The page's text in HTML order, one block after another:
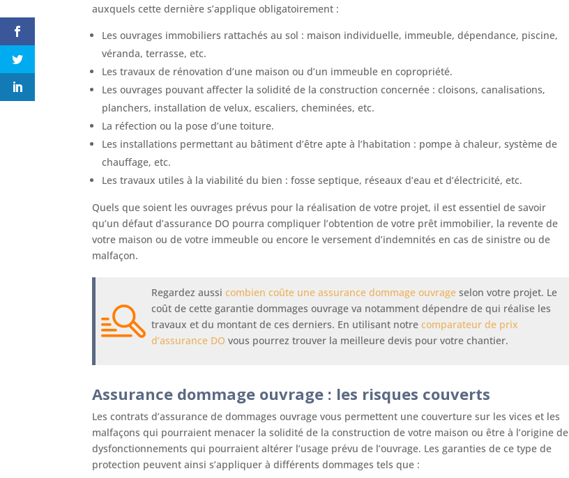
auxquels cette dernière s’applique obligatoirement :
Les ouvrages immobiliers rattachés au sol : maison individuelle, immeuble, dépendance, piscine,
véranda, terrasse, etc.
Les travaux de rénovation d’une maison ou d’un immeuble en copropriété.
Les ouvrages pouvant affecter la solidité de la construction concernée : cloisons, canalisations,
planchers, installation de velux, escaliers, cheminées, etc.
La réfection ou la pose d’une toiture.
Les installations permettant au bâtiment d’être apte à l’habitation : pompe à chaleur, système de
chauffage, etc.
Les travaux utiles à la viabilité du bien : fosse septique, réseaux d’eau et d’électricité, etc.
Quels que soient les ouvrages prévus pour la réalisation de votre projet, il est essentiel de savoir
qu’un défaut d’assurance DO pourra compliquer l’obtention de votre prêt immobilier, la revente de
votre maison ou de votre immeuble ou encore le versement d’indemnités en cas de sinistre ou de
malfaçon.
Regardez aussi combien coûte une assurance dommage ouvrage selon votre projet. Le
coût de cette garantie dommages ouvrage va notamment dépendre de qui réalise les
travaux et du montant de ces derniers. En utilisant notre comparateur de prix
d’assurance DO vous pourrez trouver la meilleure devis pour votre chantier.
Assurance dommage ouvrage : les risques couverts
Les contrats d’assurance de dommages ouvrage vous permettent une couverture sur les vices et les
malfaçons qui pourraient menacer la solidité de la construction de votre maison ou être à l’origine de
dysfonctionnements qui pourraient altérer l’usage prévu de l’ouvrage. Les garanties de ce type de
protection peuvent ainsi s’appliquer à différents dommages tels que :